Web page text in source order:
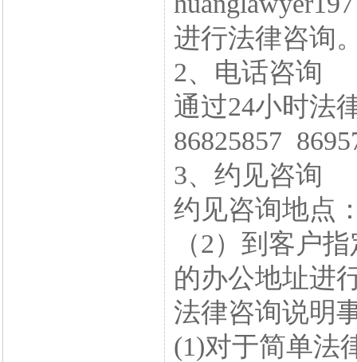
进行法律咨询
2、电话咨询
通过24小时法
86825857
3、约见咨询
约见咨询地点
（2）到客户
的办公地址进
法律咨询说明
(1)对于简单法